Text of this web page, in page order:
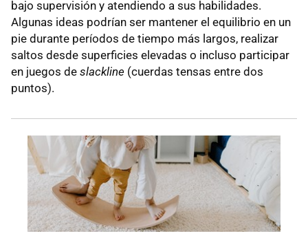
bajo supervisión y atendiendo a sus habilidades.
Algunas ideas podrían ser mantener el equilibrio en un
pie durante períodos de tiempo más largos, realizar
saltos desde superficies elevadas o incluso participar
en juegos de slackline (cuerdas tensas entre dos
puntos).